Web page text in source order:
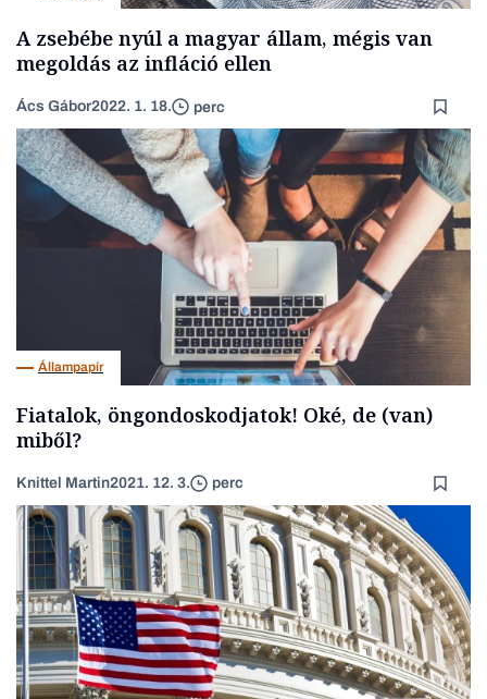
A zsebébe nyúl a magyar állam, mégis van
megoldás az infláció ellen
Ács Gábor2022. 1. 18. perc
Állampapír
Fiatalok, öngondoskodjatok! Oké, de (van)
miből?
Knittel Martin2021. 12. 3. perc